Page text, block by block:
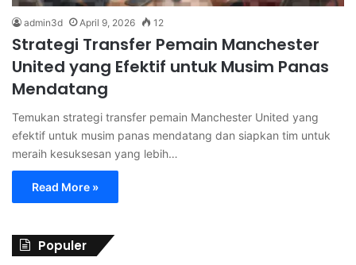
admin3d April 9, 2026 12
Strategi Transfer Pemain Manchester
United yang Efektif untuk Musim Panas
Mendatang
Temukan strategi transfer pemain Manchester United yang
efektif untuk musim panas mendatang dan siapkan tim untuk
meraih kesuksesan yang lebih…
Read More »
Populer